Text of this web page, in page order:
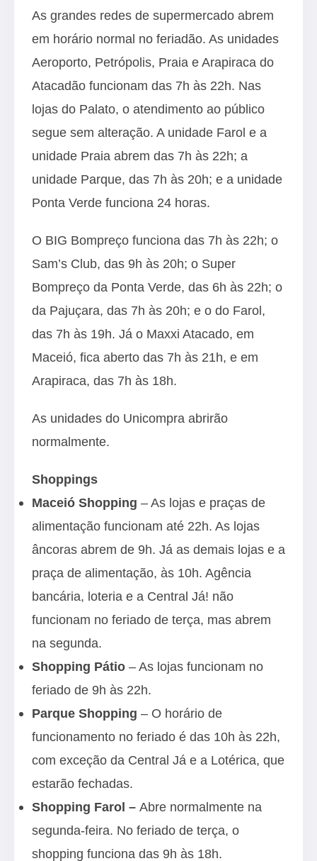
As grandes redes de supermercado abrem
em horário normal no feriadão. As unidades
Aeroporto, Petrópolis, Praia e Arapiraca do
Atacadão funcionam das 7h às 22h. Nas
lojas do Palato, o atendimento ao público
segue sem alteração. A unidade Farol e a
unidade Praia abrem das 7h às 22h; a
unidade Parque, das 7h às 20h; e a unidade
Ponta Verde funciona 24 horas.
O BIG Bompreço funciona das 7h às 22h; o
Sam’s Club, das 9h às 20h; o Super
Bompreço da Ponta Verde, das 6h às 22h; o
da Pajuçara, das 7h às 20h; e o do Farol,
das 7h às 19h. Já o Maxxi Atacado, em
Maceió, fica aberto das 7h às 21h, e em
Arapiraca, das 7h às 18h.
As unidades do Unicompra abrirão
normalmente.
Shoppings
Maceió Shopping – As lojas e praças de
alimentação funcionam até 22h. As lojas
âncoras abrem de 9h. Já as demais lojas e a
praça de alimentação, às 10h. Agência
bancária, loteria e a Central Já! não
funcionam no feriado de terça, mas abrem
na segunda.
Shopping Pátio – As lojas funcionam no
feriado de 9h às 22h.
Parque Shopping – O horário de
funcionamento no feriado é das 10h às 22h,
com exceção da Central Já e a Lotérica, que
estarão fechadas.
Shopping Farol – Abre normalmente na
segunda-feira. No feriado de terça, o
shopping funciona das 9h às 18h.